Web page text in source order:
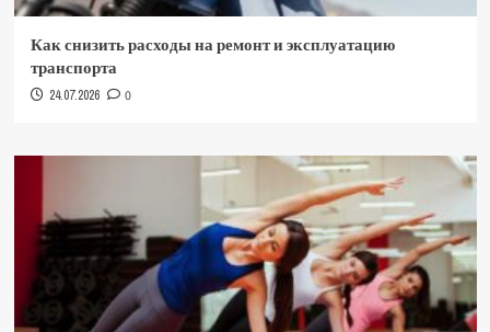
Как снизить расходы на ремонт и эксплуатацию
транспорта
24.07.2026 0